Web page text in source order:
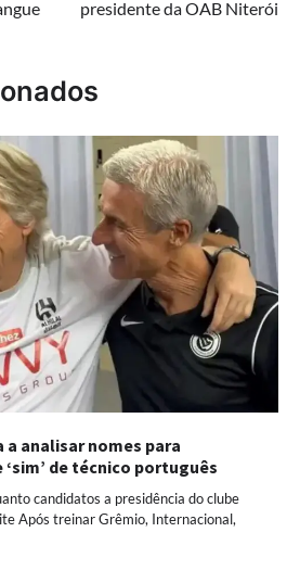
presidente da OAB Niterói
a analisar nomes para
de técnico português
candidatos a presidência do clube
Após treinar Grêmio, Internacional,